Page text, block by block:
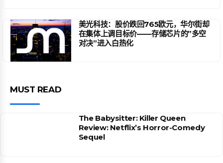
美光科技：股价跌回765欧元，华尔街却
在集体上调目标价——存储芯片的”多空
对决”进入白热化
MUST READ
The Babysitter: Killer Queen
Review: Netflix’s Horror-Comedy
Sequel